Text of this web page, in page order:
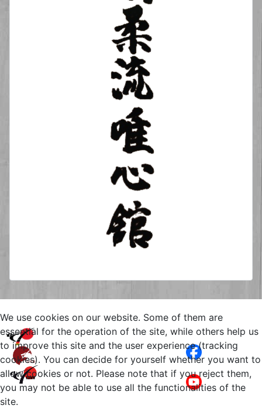
Copyright © 2026 Yuishinkan
Goju-Ryu Karate-Do Kamen
Bergkamen. All Rights Reserved.
Joomla!is Free Software
released under the GNU General
Impressum
Datenschutz
We use cookies on our website. Some of them are
essential for the operation of the site, while others help us
to improve this site and the user experience (tracking
cookies). You can decide for yourself whether you want to
allow cookies or not. Please note that if you reject them,
you may not be able to use all the functionalities of the
site.